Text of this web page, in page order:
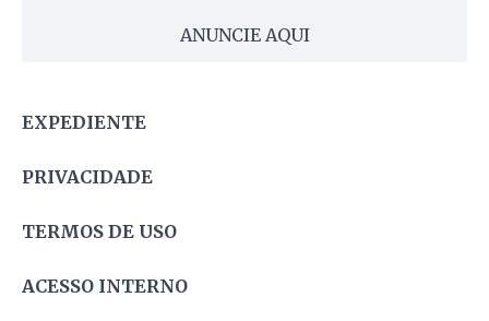
ANUNCIE AQUI
EXPEDIENTE
PRIVACIDADE
TERMOS DE USO
ACESSO INTERNO